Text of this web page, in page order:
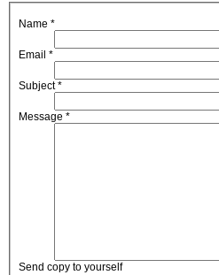
Name *
Email *
Subject*
Message *
Send copy to yourself